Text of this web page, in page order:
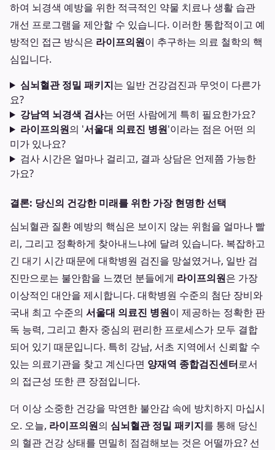
하여 뇌경색 예방을 위한 적극적인 약물 치료나 생활 습관
개선 프로그램을 제안할 수 있습니다. 이러한 통합적이고 예
방적인 접근 방식은 라이프의원이 추구하는 의료 철학의 핵
심입니다.
심뇌혈관 정밀 패키지는 일반 건강검진과 무엇이 다른가
요?
강남역 뇌경색 검사는 어떤 사람에게 특히 필요한가요?
라이프의원의 '서울대 의료진 병원'이라는 점은 어떤 의
미가 있나요?
검사 시간은 얼마나 걸리고, 결과 상담은 언제쯤 가능한
가요?
결론: 당신의 건강한 미래를 위한 가장 현명한 선택
심뇌혈관 질환 예방의 핵심은 보이지 않는 위험을 얼마나 빨
리, 그리고 정확하게 찾아내느냐에 달려 있습니다. 복잡하고
긴 대기 시간 때문에 대학병원 검진을 망설였거나, 일반 검
진만으로는 불안함을 느꼈던 분들에게 라이프의원은 가장
이상적인 대안을 제시합니다. 대학병원 수준의 첨단 장비와
국내 최고 수준의 서울대 의료진 병원이 제공하는 정확한 판
독 능력, 그리고 환자 중심의 편리한 프로세스가 모두 결합
되어 있기 때문입니다. 특히 강남, 서초 지역에서 신뢰할 수
있는 의료기관을 찾고 계신다면 양재역 종합검진센터로서
의 접근성 또한 큰 장점입니다.
더 이상 소중한 건강을 막연한 불안감 속에 방치하지 마십시
오. 오늘, 라이프의원의 심뇌혈관 정밀 패키지를 통해 당신
의 혈관 건강 상태를 면밀히 점검해보는 것은 어떨까요? 선